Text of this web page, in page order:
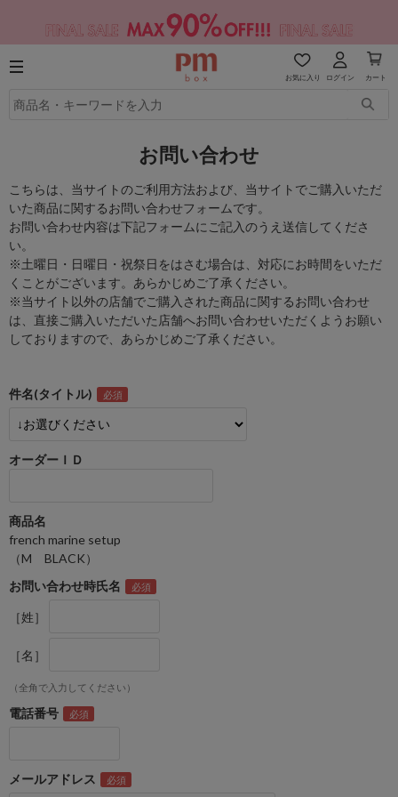
お気に入り ログイン カート
お問い合わせ
こちらは、当サイトのご利用方法および、当サイトでご購入いただ
いた商品に関するお問い合わせフォームです。
お問い合わせ内容は下記フォームにご記入のうえ送信してくださ
い。
※土曜日・日曜日・祝祭日をはさむ場合は、対応にお時間をいただ
くことがございます。あらかじめご了承ください。
※当サイト以外の店舗でご購入された商品に関するお問い合わせ
は、直接ご購入いただいた店舗へお問い合わせいただくようお願い
しておりますので、あらかじめご了承ください。
件名(タイトル)
オーダーＩＤ
商品名
french marine setup
（M BLACK）
お問い合わせ時氏名
［姓］
［名］
（全角で入力してください）
電話番号
メールアドレス